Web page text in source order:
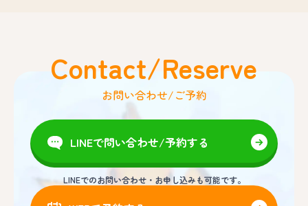
Contact/Reserve
お問い合わせ/ご予約
LINEで問い合わせ/予約する
LINEでのお問い合わせ・お申し込みも可能です。